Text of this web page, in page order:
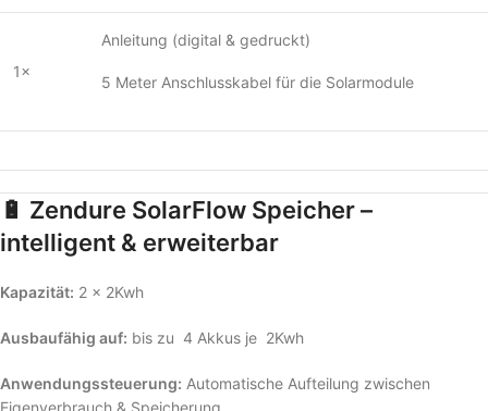
1×
Anleitung (digital & gedruckt)
5 Meter Anschlusskabel für die Solarmodule
🔋 Zendure SolarFlow Speicher –
intelligent & erweiterbar
Kapazität: 2 x 2Kwh
Ausbaufähig auf: bis zu 4 Akkus je 2Kwh
Anwendungssteuerung: Automatische Aufteilung zwischen